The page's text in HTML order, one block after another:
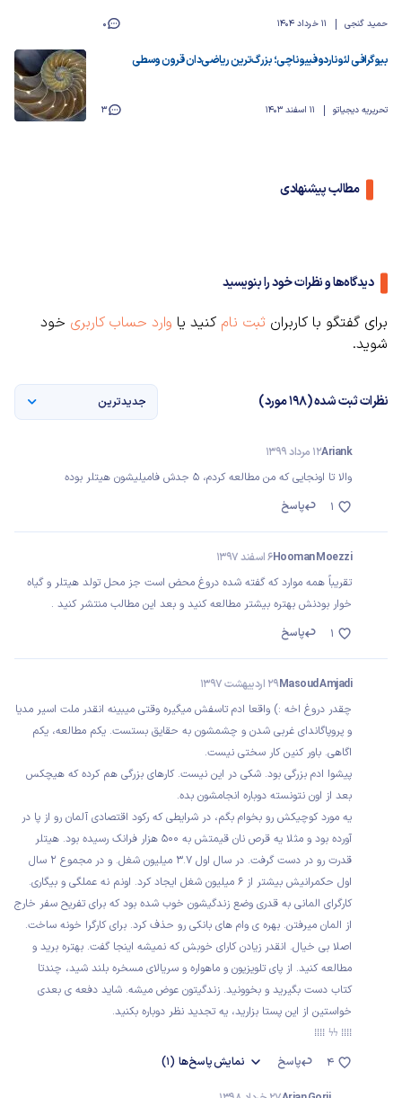
حمید گنجی 11 خرداد 1404 0
بیوگرافی لئوناردو فیبوناچی؛ بزرگ‌ترین ریاضی‌دان قرون وسطی
تحریریه دیجیاتو 11 اسفند 1403 3
مطالب پیشنهادی
دیدگاه‌ها و نظرات خود را بنویسید
برای گفتگو با کاربران ثبت نام کنید یا وارد حساب کاربری خود
شوید.
نظرات ثبت شده (198 مورد) جدیدترین
Ariank12 مرداد 1399
والا تا اونجایی که من مطالعه کردم، 5 جدش فامیلیشون هیتلر بوده
پاسخ
1
Hooman Moezzi6 اسفند 1397
تقریباً همه موارد که گفته شده دروغ محض است جز محل تولد هیتلر و گیاه
خوار بودنش بهتره بیشتر مطالعه کنید و بعد این مطالب منتشر کنید .
پاسخ
1
Masoud Amjadi29 اردیبهشت 1397
چقدر دروغ اخه :) واقعا ادم تاسفش میگیره وقتی میبینه انقدر ملت اسیر مدیا
و پروپاگاندای غربی شدن و چشمشون به حقایق بستست. یکم مطالعه، یکم
اگاهی. باور کنین کار سختی نیست.
پیشوا ادم بزرگی بود. شکی در این نیست. کارهای بزرگی هم کرده که هیچکس
بعد از اون نتونسته دوباره انجامشون بده.
یه مورد کوچیکش رو بخوام بگم، در شرایطی که رکود اقتصادی آلمان رو از پا در
آورده بود و مثلا یه قرص نان قیمتش به 500 هزار فرانک رسیده بود. هیتلر
قدرت رو در دست گرفت. در سال اول 3.7 میلیون شغل. و در مجموع 2 سال
اول حکمرانیش بیشتر از 6 میلیون شغل ایجاد کرد. اونم نه عملگی و بیگاری.
کارگرای المانی به قدری وضع زندگیشون خوب شده بود که برای تفریح سفر خارج
از المان میرفتن. بهره ی وام های بانکی رو حذف کرد. برای کارگرا خونه ساخت.
اصلا بی خیال. انقدر زیادن کارای خوبش که نمیشه اینجا گفت. بهتره برید و
مطالعه کنید. از پای تلویزیون و ماهواره و سریالای مسخره بلند شید، چندتا
کتاب دست بگیرید و بخوونید. زندگیتون عوض میشه. شاید دفعه ی بعدی
خواستین از این پستا بزارید، یه تجدید نظر دوباره بکنید.
⁞⁞⁞⁞ ϟϟ ⁞⁞⁞⁞
پاسخ
نمایشپاسخ‌ها (1) 4